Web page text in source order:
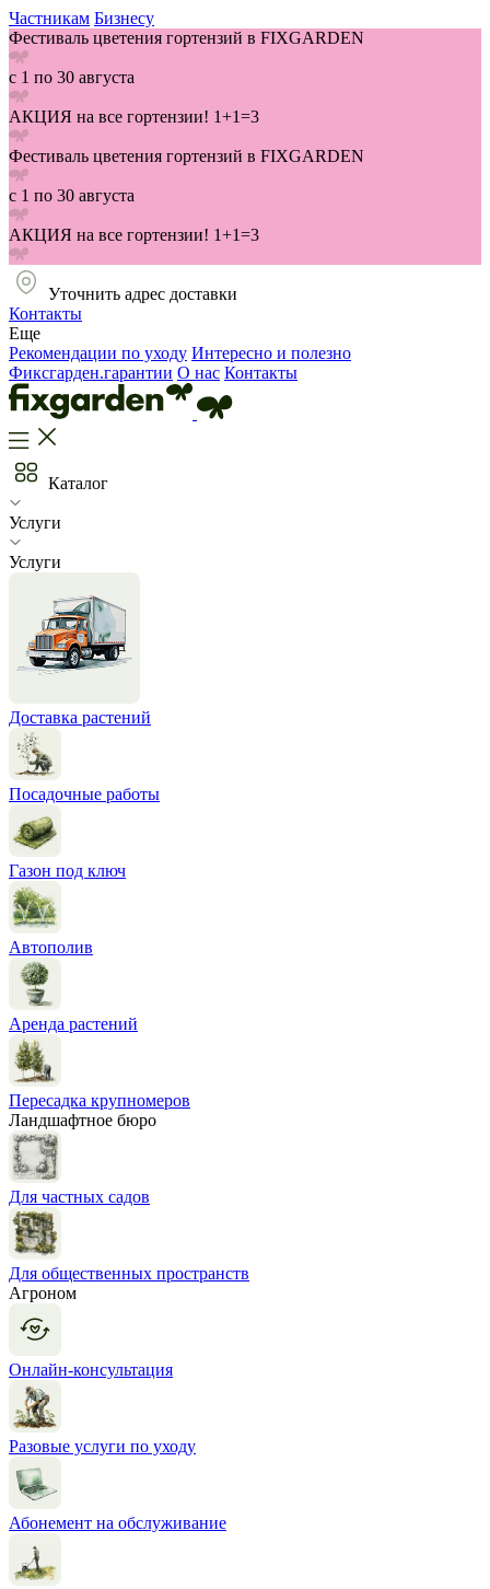
Частникам Бизнесу
Фестиваль цветения гортензий в FIXGARDEN
с 1 по 30 августа
АКЦИЯ на все гортензии! 1+1=3
Фестиваль цветения гортензий в FIXGARDEN
с 1 по 30 августа
АКЦИЯ на все гортензии! 1+1=3
Уточнить адрес доставки
Контакты
Еще
Рекомендации по уходу Интересно и полезно
Фиксгарден.гарантии О нас Контакты
Каталог
Услуги
Услуги
Доставка растений
Посадочные работы
Газон под ключ
Автополив
Аренда растений
Пересадка крупномеров
Ландшафтное бюро
Для частных садов
Для общественных пространств
Агроном
Онлайн-консультация
Разовые услуги по уходу
Абонемент на обслуживание